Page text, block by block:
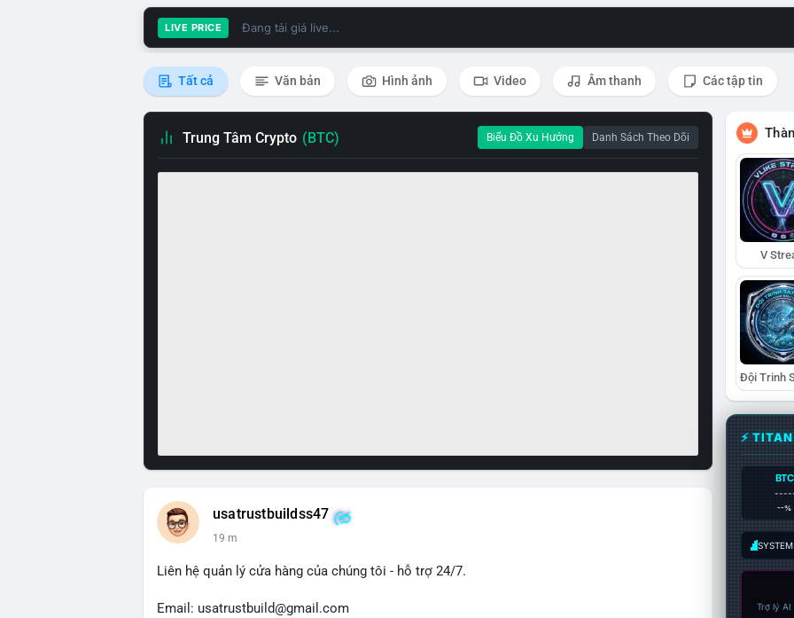
LIVE PRICE Đang tải giá live...
Tất cả Văn bản Hình ảnh Video Âm thanh Các tập tin
Trung Tâm Crypto (BTC) Biểu Đồ Xu Hướng Danh Sách Theo Dõi
usatrustbuildss47
19 m
Liên hệ quản lý cửa hàng của chúng tôi - hỗ trợ 24/7.
Email: usatrustbuild@gmail.com
V
⚡
BTC
--%
Trợ lý